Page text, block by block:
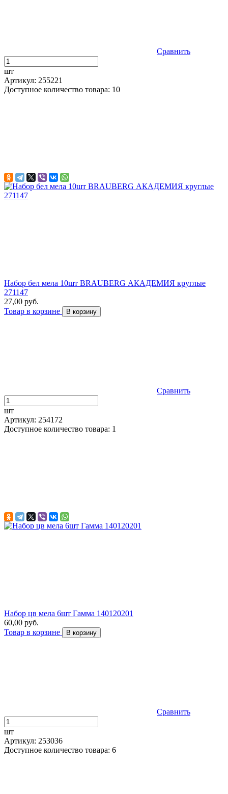
Сравнить
шт
Артикул: 255221
Доступное количество товара: 10
Набор бел мела 10шт BRAUBERG АКАДЕМИЯ круглые
271147
27,00 руб.
Товар в корзине
В корзину
Сравнить
шт
Артикул: 254172
Доступное количество товара: 1
Набор цв мела 6шт Гамма 140120201
60,00 руб.
Товар в корзине
В корзину
Сравнить
шт
Артикул: 253036
Доступное количество товара: 6